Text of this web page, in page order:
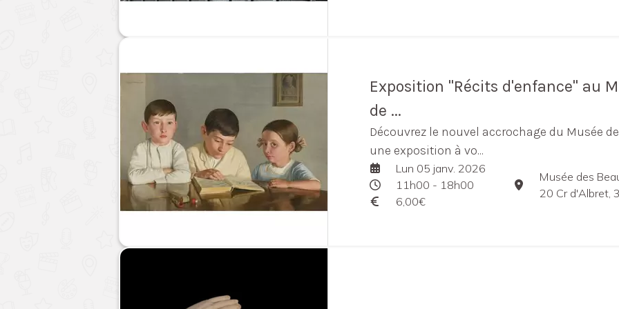
Exposition "Récits d'enfance" au
de ...
Découvrez le nouvel accrochage du Musée
une exposition à vo...
Lun 05 janv. 2026
11h00 - 18h00
6,00€
Musée des
20 Cr d'Albret,